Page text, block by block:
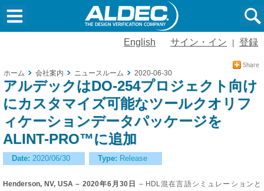
English サイン・イン 登録
ホーム 会社案内 ニュースルーム 2020-06-30
アルデックはDO-254プロジェクト向け
にカスタマイズ可能なツールクオリフ
ィケーションデータパッケージを
ALINT-PRO™に追加
Date: 2020/06/30 Type: Release
Henderson, NV, USA – 2020年6月30日
– HDL混在言語シミュレーションと